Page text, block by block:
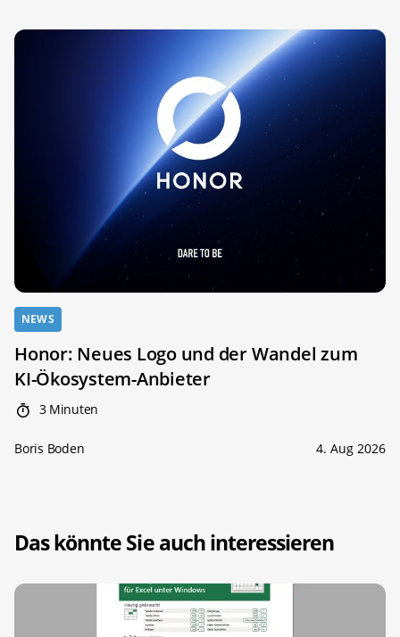
NEWS
Honor: Neues Logo und der Wandel zum
KI-Ökosystem-Anbieter
3 Minuten
Boris Boden 4. Aug 2026
Das könnte Sie auch interessieren